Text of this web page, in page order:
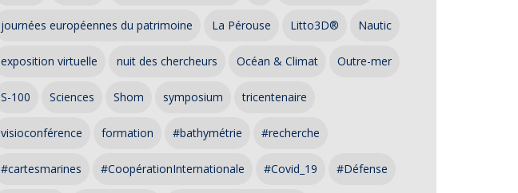
journées européennes du patrimoine La Pérouse Litto3D® Nautic
exposition virtuelle nuit des chercheurs Océan & Climat Outre-mer
S-100 Sciences Shom symposium tricentenaire
visioconférence formation #bathymétrie #recherche
#cartesmarines #CoopérationInternationale #Covid_19 #Défense